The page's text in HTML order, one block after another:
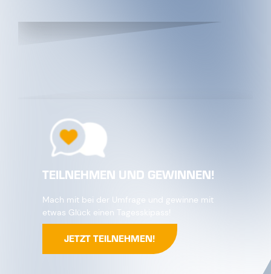
TEILNEHMEN UND GEWINNEN!
Mach mit bei der Umfrage und gewinne mit
etwas Glück einen Tagesskipass!
JETZT TEILNEHMEN!